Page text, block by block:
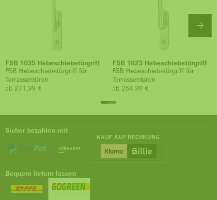
FSB 1035 Hebeschiebetürgriff
FSB Hebeschiebetürgriff für
Terrassentüren
ab 271,99 €
FSB 1023 Hebeschiebetürgriff
FSB Hebeschiebetürgriff für
Terrassentüren
ab 254,99 €
Sicher bezahlen mit
KAUF AUF RECHNUNG
Bequem liefern lassen